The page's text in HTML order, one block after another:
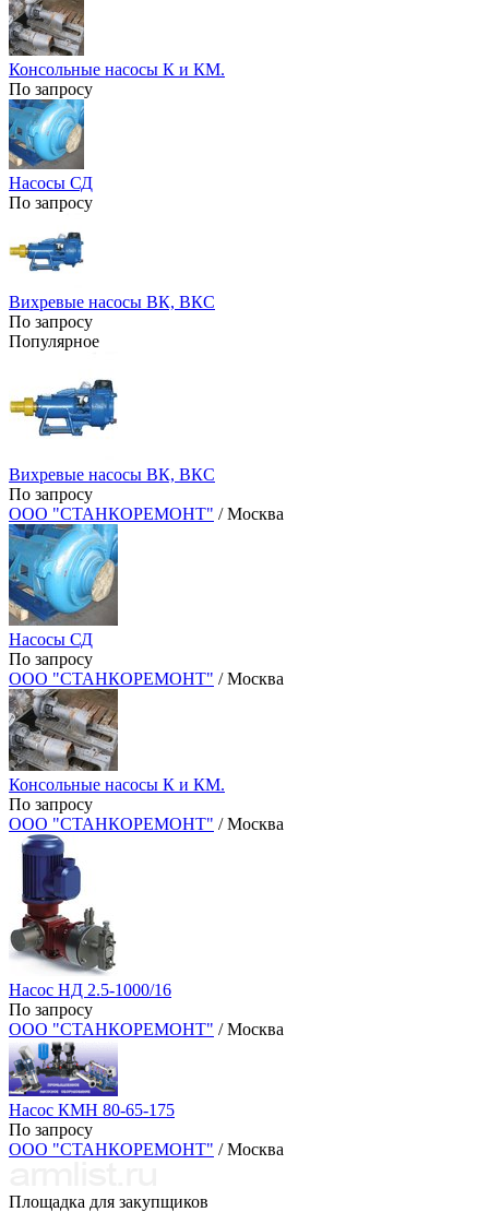
Консольные насосы К и КМ.
По запросу
Насосы СД
По запросу
Вихревые насосы ВК, ВКС
По запросу
Популярное
Вихревые насосы ВК, ВКС
По запросу
ООО "СТАНКОРЕМОНТ" / Москва
Насосы СД
По запросу
ООО "СТАНКОРЕМОНТ" / Москва
Консольные насосы К и КМ.
По запросу
ООО "СТАНКОРЕМОНТ" / Москва
Насос НД 2.5-1000/16
По запросу
ООО "СТАНКОРЕМОНТ" / Москва
Насос КМН 80-65-175
По запросу
ООО "СТАНКОРЕМОНТ" / Москва
Площадка для закупщиков